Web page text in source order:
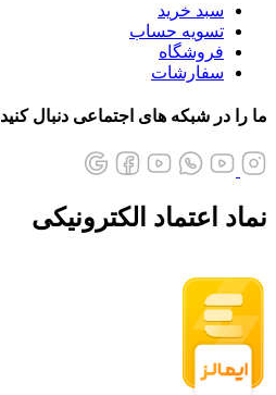
سبد خرید
تسویه حساب
فروشگاه
سفارشات
ما را در شبکه های اجتماعی دنبال کنید
نماد اعتماد الکترونیکی